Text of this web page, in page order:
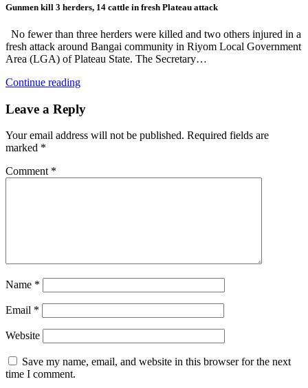
Gunmen kill 3 herders, 14 cattle in fresh Plateau attack
No fewer than three herders were killed and two others injured in a
fresh attack around Bangai community in Riyom Local Government
Area (LGA) of Plateau State. The Secretary…
Continue reading
Leave a Reply
Your email address will not be published. Required fields are
marked *
Comment *
Name *
Email *
Website
Save my name, email, and website in this browser for the next
time I comment.